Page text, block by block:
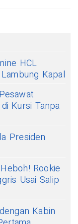
HCL
Kapal
Kursi Tanpa
Presiden
Rookie
Usai Salip
Kabin